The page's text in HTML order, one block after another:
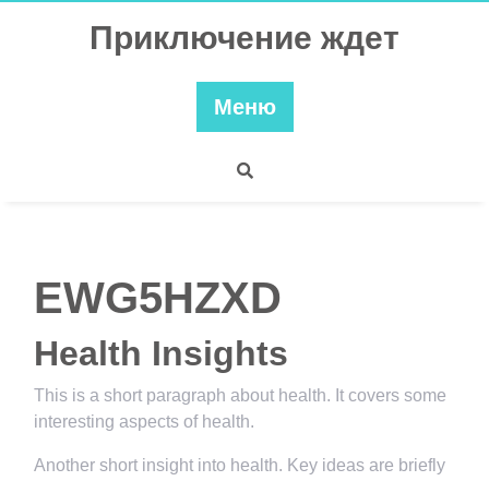
Приключение ждет
Меню
EWG5HZXD
Health Insights
This is a short paragraph about health. It covers some
interesting aspects of health.
Another short insight into health. Key ideas are briefly